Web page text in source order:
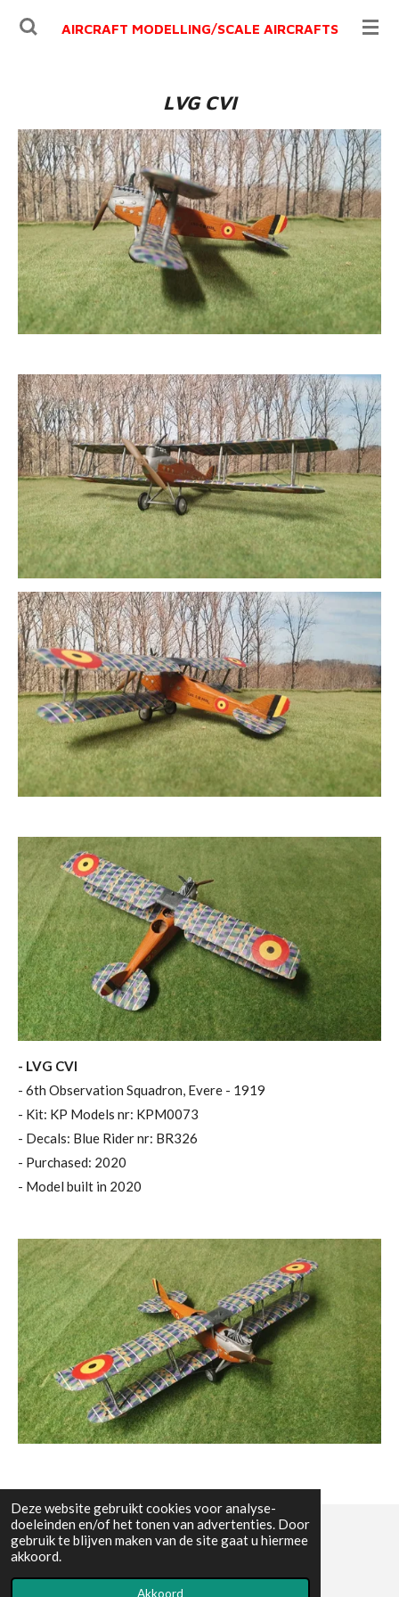
Deze website gebruikt cookies voor analyse-
doeleinden en/of het tonen van advertenties. Door
gebruik te blijven maken van de site gaat u hiermee
akkoord.
Akkoord
Ga
AIRCRAFT MODELLING/SCALE AIRCRAFTS
LVG CVI
- LVG CVI
- 6th Observation Squadron, Evere - 1919
- Kit: KP Models nr: KPM0073
- Decals: Blue Rider nr: BR326
- Purchased: 2020
- Model built in 2020
© All the pictures on this website are copywright protected